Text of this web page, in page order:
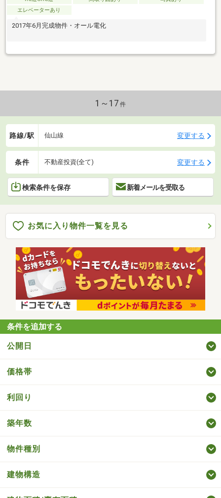
エレベーターあり
2017年6月完成物件・オール電化
1～17 件
路線/駅 仙山線 変更する
条件 不動産投資(全て) 変更する
検索条件を保存 新着メールを受取る
お気に入り物件一覧を見る
条件を追加する
公開日
価格帯
利回り
築年数
物件種別
建物構造